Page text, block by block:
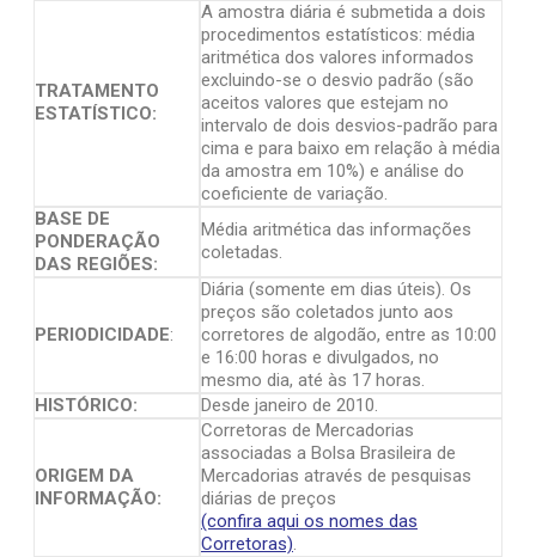
TRATAMENTO
ESTATÍSTICO:
A amostra diária é submetida a dois
procedimentos estatísticos: média
aritmética dos valores informados
excluindo-se o desvio padrão (são
aceitos valores que estejam no
intervalo de dois desvios-padrão para
cima e para baixo em relação à média
da amostra em 10%) e análise do
coeficiente de variação.
BASE DE
PONDERAÇÃO
DAS REGIÕES:
Média aritmética das informações
coletadas.
PERIODICIDADE:
Diária (somente em dias úteis). Os
preços são coletados junto aos
corretores de algodão, entre as 10:00
e 16:00 horas e divulgados, no
mesmo dia, até às 17 horas.
HISTÓRICO:
Desde janeiro de 2010.
ORIGEM DA
INFORMAÇÃO:
Corretoras de Mercadorias
associadas a Bolsa Brasileira de
Mercadorias através de pesquisas
diárias de preços
(confira aqui os nomes das
Corretoras).